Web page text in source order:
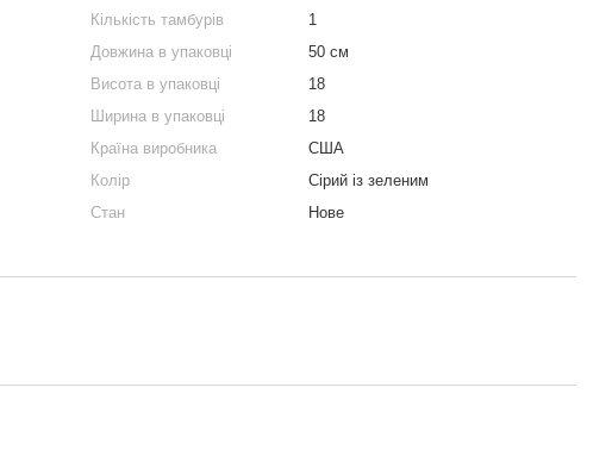
Кількість тамбурів
1
Довжина в упаковці
50 см
Висота в упаковці
18
Ширина в упаковці
18
Країна виробника
США
Колір
Сірий із зеленим
Стан
Нове